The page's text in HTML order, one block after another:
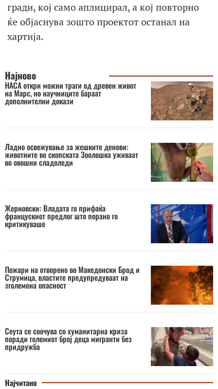
гради, кој само аплицирал, а кој повторно
ќе објаснува зошто проектот останал на
хартија.
Најново
НАСА откри можни траги од древен живот
на Марс, но научниците бараат
дополнителни докази
Ладно освежување за жешките денови:
животните во скопската Зоолошка уживаат
во овошни сладоледи
Жерновски: Владата го прифаќа
францускиот предлог што порано го
критикуваше
Пожари на отворено во Македонски Брод и
Струмица, властите предупредуваат на
зголемена опасност
Сеута се соочува со хуманитарна криза
поради големиот број деца мигранти без
придружба
Најчитано